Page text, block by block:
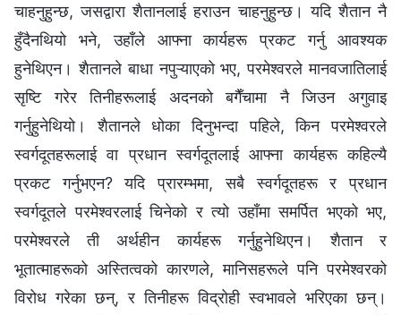
चाहनुहुन्छ, जसद्वारा शैतानलाई हराउन चाहनुहुन्छ। यदि शैतान नै
हुँदैनथियो भने, उहाँले आफ्‍ना कार्यहरू प्रकट गर्नु आवश्यक
हुनेथिएन। शैतानले बाधा नपुऱ्याएको भए, परमेश्‍वरले मानवजातिलाई
सृष्टि गरेर तिनीहरूलाई अदनको बगैँचामा नै जिउन अगुवाइ
गर्नुहुनेथियो। शैतानले धोका दिनुभन्दा पहिले, किन परमेश्‍वरले
स्वर्गदूतहरूलाई वा प्रधान स्‍वर्गदूतलाई आफ्‍ना कार्यहरू कहिल्यै
प्रकट गर्नुभएन? यदि प्रारम्‍भमा, सबै स्वर्गदूतहरू र प्रधान
स्‍वर्गदूतले परमेश्‍वरलाई चिनेको र त्यो उहाँमा समर्पित भएको भए,
परमेश्‍वरले ती अर्थहीन कार्यहरू गर्नुहुनेथिएन। शैतान र
भूतात्‍माहरूको अस्तित्वको कारणले, मानिसहरूले पनि परमेश्‍वरको
विरोध गरेका छन्, र तिनीहरू विद्रोही स्वभावले भरिएका छन्।